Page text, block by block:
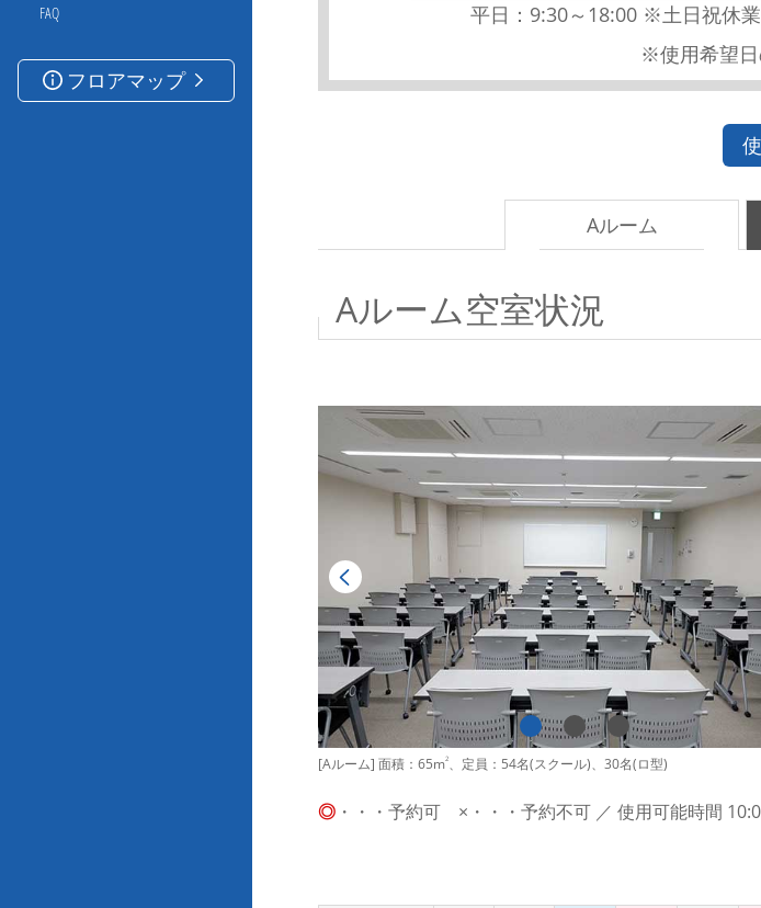
FAQ
フロアマップ
平日：9:30～18:00 ※土日祝休業
※使用希望日
Aルーム
Aルーム空室状況
[Aルーム] 面積：65m2、定員：54名(スクール)、30名(ロ型)
◎ ・・・予約可 ×・・・予約不可 ／ 使用可能時間